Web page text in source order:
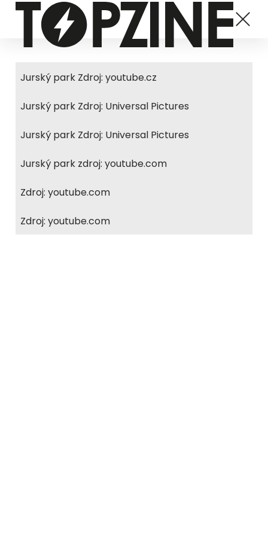
Jurský park Zdroj: youtube.cz
Jurský park Zdroj: Universal Pictures
Jurský park Zdroj: Universal Pictures
Jurský park zdroj: youtube.com
Zdroj: youtube.com
Zdroj: youtube.com